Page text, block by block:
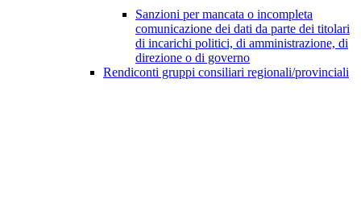
Sanzioni per mancata o incompleta
comunicazione dei dati da parte dei titolari
di incarichi politici, di amministrazione, di
direzione o di governo
Rendiconti gruppi consiliari regionali/provinciali